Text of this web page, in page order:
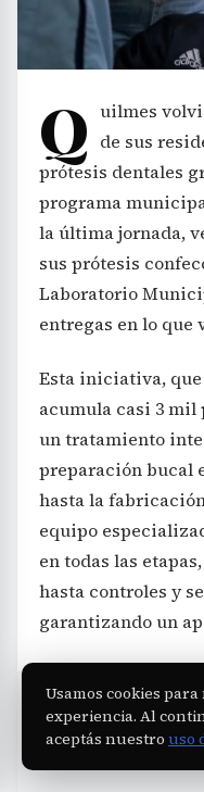
Q uilmes
de sus
prótesis dentales
programa
la última jornada,
sus prótesis
Laboratorio
entregas en lo que
Esta iniciativa,
acumula casi 3 mil
un tratamiento
preparación bucal
hasta la
equipo
en todas las
hasta controles y
garantizando un
Usamos cookies
experiencia. Al
aceptás nuestro uso